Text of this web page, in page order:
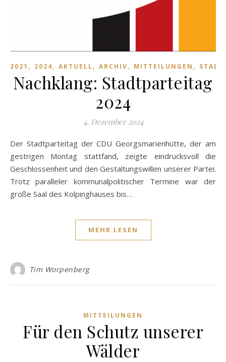
2021 , 2024, AKTUELL, ARCHIV, MITTEILUNGEN ,
Nachklang: Stadtparteitag
2024
4. Dezember 2024
Der Stadtparteitag der CDU Georgsmarienhütte, der am
gestrigen Montag stattfand, zeigte eindrucksvoll die
Geschlossenheit und den Gestaltungswillen unserer Partei.
Trotz paralleler kommunalpolitischer Termine war der
große Saal des Kolpinghauses bis…
MEHR LESEN
Tim Worpenberg
MITTEILUNGEN
Für den Schutz unserer
Wälder